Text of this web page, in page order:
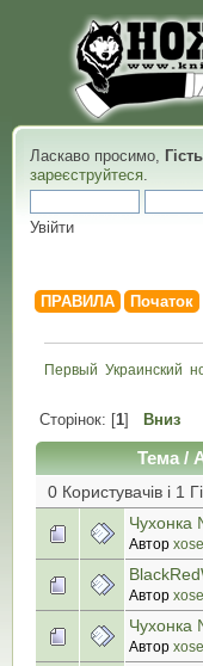
Ласкаво просимо, Гість
зареєструйтеся.
Увійти
ПРАВИЛА Початок
Первый  Украинский
Сторінок: [1] Вниз
Тема/
0 Користувачів і 1
Чухонка
Автор
Автор
Чухонка
Автор